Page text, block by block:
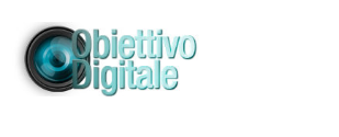
contenuto